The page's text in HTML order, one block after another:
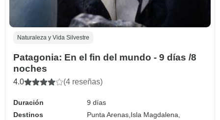
Naturaleza y Vida Silvestre
Patagonia: En el fin del mundo - 9 días /8
noches
4.0 (4 reseñas)
Duración
9 días
Destinos
Punta Arenas, Isla Magdalena,